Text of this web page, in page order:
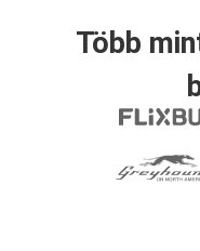
Több